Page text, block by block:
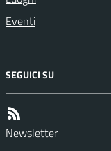
Eventi
SEGUICI SU
Newsletter